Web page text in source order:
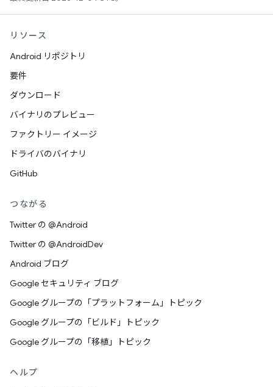
リソース
Android リポジトリ
要件
ダウンロード
バイナリのプレビュー
ファクトリー イメージ
ドライバのバイナリ
GitHub
つながる
Twitter の @Android
Twitter の @AndroidDev
Android ブログ
Google セキュリティ ブログ
Google グループの「プラットフォーム」トピック
Google グループの「ビルド」トピック
Google グループの「移植」トピック
ヘルプ